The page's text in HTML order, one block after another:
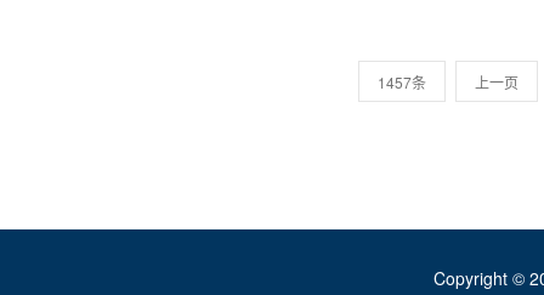
1457条 上一页
Copyright ©